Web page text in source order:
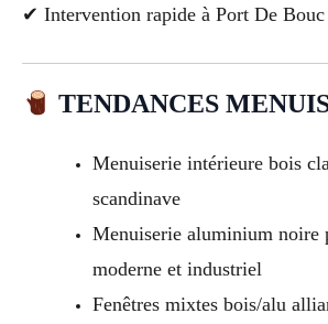
✔ Intervention rapide à Port De Bouc
TENDANCES
Menuiserie intérieure bois
scandinave
Menuiserie aluminium noire
moderne et industriel
Fenêtres mixtes bois/alu